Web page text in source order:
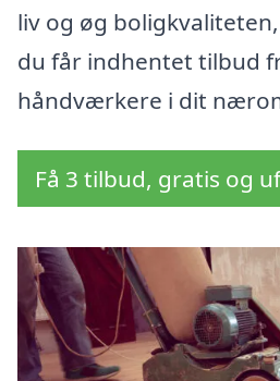
liv og øg
du får indhentet tilbud
håndværkere i dit
Få 3 tilbud, gratis og